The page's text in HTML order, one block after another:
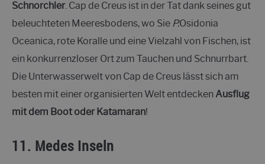
Schnorchler. Cap de Creus ist in der Tat dank seines gut
beleuchteten Meeresbodens, wo Sie P.Osidonia
Oceanica, rote Koralle und eine Vielzahl von Fischen, ist
ein konkurrenzloser Ort zum Tauchen und Schnurrbart.
Die Unterwasserwelt von Cap de Creus lässt sich am
besten mit einer organisierten Welt entdecken Ausflug
mit dem Boot oder Katamaran!
11. Medes Inseln